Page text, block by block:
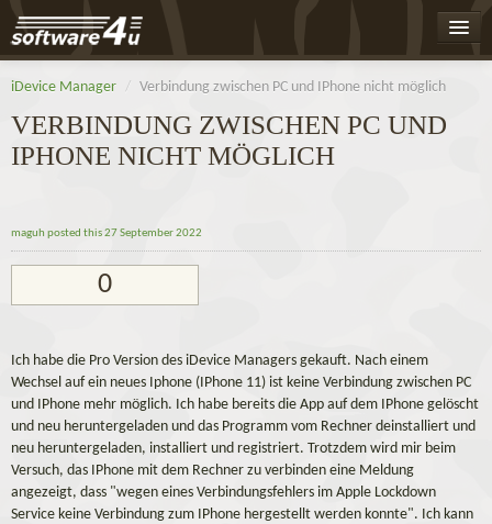
Activity
Register
iDevice Manager / Verbindung zwischen PC und IPhone nicht möglich
VERBINDUNG ZWISCHEN PC UND
IPHONE NICHT MÖGLICH
0
maguh posted this 27 September 2022
Ich habe die Pro Version des iDevice Managers gekauft. Nach einem
Wechsel auf ein neues Iphone (IPhone 11) ist keine Verbindung zwischen PC
und IPhone mehr möglich. Ich habe bereits die App auf dem IPhone gelöscht
und neu heruntergeladen und das Programm vom Rechner deinstalliert und
neu heruntergeladen, installiert und registriert. Trotzdem wird mir beim
Versuch, das IPhone mit dem Rechner zu verbinden eine Meldung
angezeigt, dass "wegen eines Verbindungsfehlers im Apple Lockdown
Service keine Verbindung zum IPhone hergestellt werden konnte". Ich kann